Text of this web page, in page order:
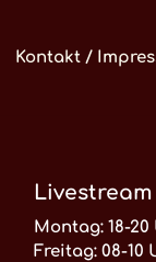
Kontakt /
Livestream
Montag: 18-20
Freitag: 08-10